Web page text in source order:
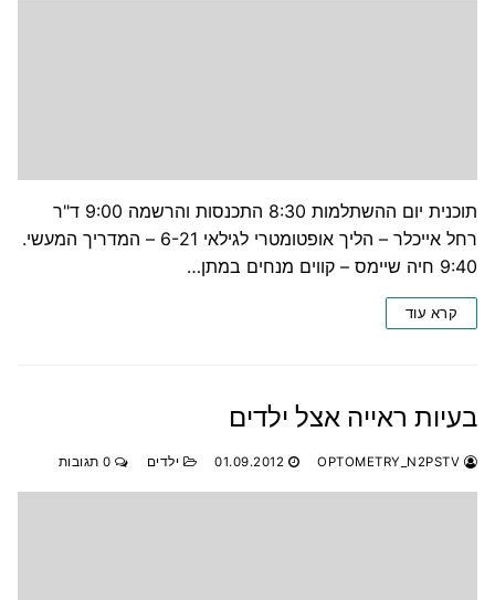
תוכנית יום ההשתלמות 8:30 התכנסות והרשמה 9:00 ד"ר
רחל אייכלר – הליך אופטומטרי לגילאי 6-21 – המדריך המעשי.
9:40 חיה שיימס – קווים מנחים במתן…
קרא עוד
בעיות ראייה אצל ילדים
01.09.2012 ילדים